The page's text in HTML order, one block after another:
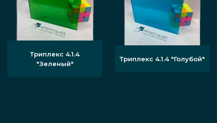
Триплекс 4.1.4
"Зеленый"
Триплекс 4.1.4 "Голубой"